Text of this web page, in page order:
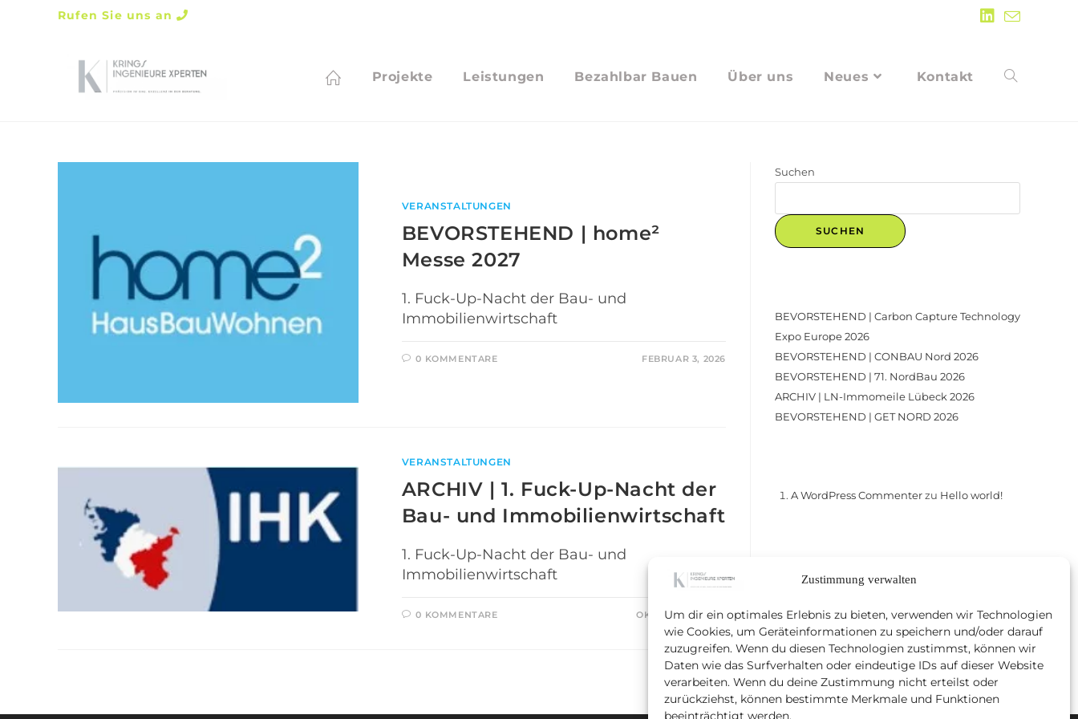
Zustimmung verwalten
Um dir ein optimales Erlebnis zu bieten, verwenden wir Technologien
wie Cookies, um Geräteinformationen zu speichern und/oder darauf
zuzugreifen. Wenn du diesen Technologien zustimmst, können wir
Daten wie das Surfverhalten oder eindeutige IDs auf dieser Website
verarbeiten. Wenn du deine Zustimmung nicht erteilst oder
zurückziehst, können bestimmte Merkmale und Funktionen
beeinträchtigt werden.
Rufen Sie uns an
Projekte Leistungen Bezahlbar Bauen Über uns Neues Kontakt
VERANSTALTUNGEN
BEVORSTEHEND | home²
Messe 2027
1. Fuck-Up-Nacht der Bau- und
Immobilienwirtschaft
0 KOMMENTARE FEBRUAR 3, 2026
VERANSTALTUNGEN
ARCHIV | 1. Fuck-Up-Nacht der
Bau- und Immobilienwirtschaft
1. Fuck-Up-Nacht der Bau- und
Immobilienwirtschaft
0 KOMMENTARE OKTOBER 23, 2025
Suchen
SUCHEN
BEVORSTEHEND | Carbon Capture Technology
Expo Europe 2026
BEVORSTEHEND | CONBAU Nord 2026
BEVORSTEHEND | 71. NordBau 2026
ARCHIV | LN-Immomeile Lübeck 2026
BEVORSTEHEND | GET NORD 2026
A WordPress Commenterzu Hello world!